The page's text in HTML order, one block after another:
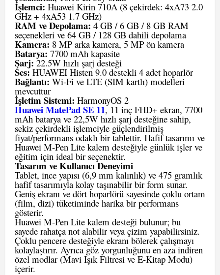
İşlemci: Huawei Kirin 710A (8 çekirdek: 4xA73 2.0
GHz + 4xA53 1.7 GHz)
RAM ve Depolama: 4 GB / 6 GB / 8 GB RAM
seçenekleri ve 64 GB / 128 GB dahili depolama
Kamera: 8 MP arka kamera, 5 MP ön kamera
Batarya: 7700 mAh kapasite
Şarj: 22.5W hızlı şarj desteği
Ses:HUAWEI Histen 9.0 destekli 4 adet hoparlör
Bağlantı: Wi-Fi ve LTE (SIM kartlı) modelleri
mevcuttur
İşletim Sistemi: HarmonyOS 2
Huawei MatePad SE 11, 11 inç FHD+ ekran, 7700
mAh batarya ve 22,5W hızlı şarj desteğine sahip,
sekiz çekirdekli işlemciyle güçlendirilmiş
fiyat/performans odaklı bir tablettir. Hafif tasarımı ve
Huawei M-Pen Lite kalem desteğiyle günlük işler ve
eğitim için ideal bir seçenektir.
Tasarım ve Kullanıcı Deneyimi
Tablet, ince yapısı (6,9 mm kalınlık) ve 475 gramlık
hafif tasarımıyla kolay taşınabilir bir form sunar.
Geniş ekranı ve dört hoparlörü sayesinde çoklu ortam
(film, dizi) tüketiminde harika bir performans
gösterir.
Huawei M-Pen Lite kalem desteği bulunur; bu
sayede rahatça not alabilir veya çizim yapabilirsiniz.
Çoklu pencere desteğiyle ekranı bölerek çalışmayı
kolaylaştırır. Ayrıca göz yorgunluğunu en aza indiren
özel modlar (Mavi Işık Filtresi ve E-Kitap Modu)
içerir.